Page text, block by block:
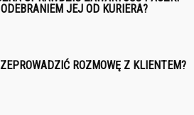
JEJ OD KURIERA?
ROZMOWĘ Z KLIENTEM?